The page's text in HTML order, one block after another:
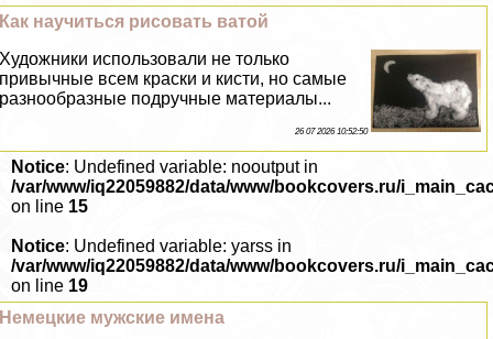
Как научиться рисовать ватой
Художники использовали не только
привычные всем краски и кисти, но самые
разнообразные подручные материалы...
26 07 2026 10:52:50
Notice: Undefined variable: nooutput in
/var/www/iq22059882/data/www/bookcovers.ru/
on line 15
Notice: Undefined variable: yarss in
/var/www/iq22059882/data/www/bookcovers.ru/
on line 19
Немецкие мужские имена